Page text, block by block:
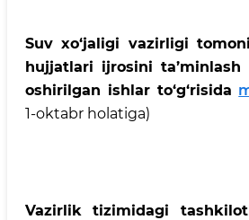
Suv xo‘jaligi vazirligi
hujjatlari ijrosini ta’minlash
oshirilgan ishlar to‘g‘risida
1-oktabr holatiga)
Vazirlik tizimidagi